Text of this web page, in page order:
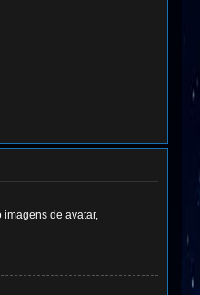
de avatar,